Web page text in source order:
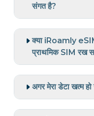
संगत है?
क्या iRoamly
प्राथमिक SIM रख
अगर मेरा डेटा खत्म हो